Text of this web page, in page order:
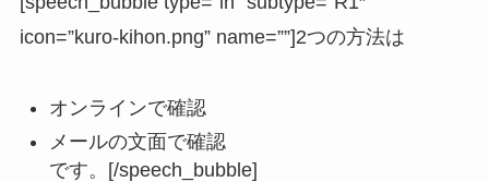
icon=”kuro-kihon.png” name=””]2つの方法は
オンラインで確認
メールの文面で確認
です。[/speech_bubble]